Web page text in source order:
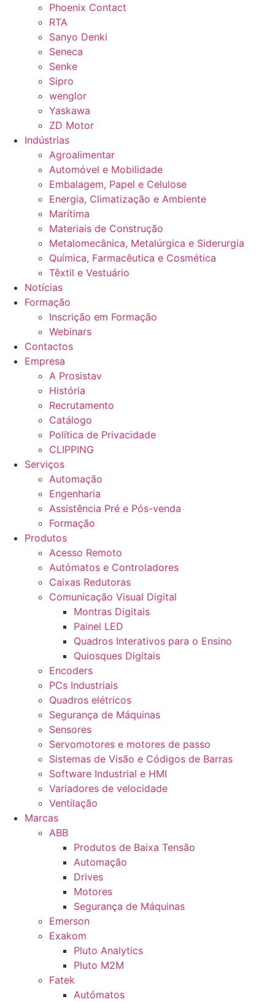
Phoenix Contact
RTA
Sanyo Denki
Seneca
Senke
Sipro
wenglor
Yaskawa
ZD Motor
Indústrias
Agroalimentar
Automóvel e Mobilidade
Embalagem, Papel e Celulose
Energia, Climatização e Ambiente
Marítima
Materiais de Construção
Metalomecânica, Metalúrgica e Siderurgia
Química, Farmacêutica e Cosmética
Têxtil e Vestuário
Notícias
Formação
Inscrição em Formação
Webinars
Contactos
Empresa
A Prosistav
História
Recrutamento
Catálogo
Política de Privacidade
CLIPPING
Serviços
Automação
Engenharia
Assistência Pré e Pós-venda
Formação
Produtos
Acesso Remoto
Autómatos e Controladores
Caixas Redutoras
Comunicação Visual Digital
Montras Digitais
Painel LED
Quadros Interativos para o Ensino
Quiosques Digitais
Encoders
PCs Industriais
Quadros elétricos
Segurança de Máquinas
Sensores
Servomotores e motores de passo
Sistemas de Visão e Códigos de Barras
Software Industrial e HMI
Variadores de velocidade
Ventilação
Marcas
ABB
Produtos de Baixa Tensão
Automação
Drives
Motores
Segurança de Máquinas
Emerson
Exakom
Pluto Analytics
Pluto M2M
Fatek
Autómatos